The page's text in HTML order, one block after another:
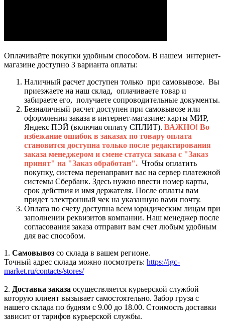
Оплачивайте покупки удобным способом. В нашем интернет-
магазине доступно 3 варианта оплаты:
Наличный расчет доступен только при самовывозе. Вы
приезжаете на наш склад, оплачиваете товар и
забираете его, получаете сопроводительные документы.
Безналичный расчет доступен при самовывозе или
оформлении заказа в интернет-магазине: карты МИР,
Яндекс ПЭЙ (включая оплату СПЛИТ). ВАЖНО! Во
избежание ошибок в заказах по товару оплата
становится доступна только после редактирования
заказа менеджером и смене статуса заказа с "Заказ
принят" на "Заказ обработан". Чтобы оплатить
покупку, система перенаправит вас на сервер платежной
системы Сбербанк. Здесь нужно ввести номер карты,
срок действия и имя держателя. После оплаты вам
придет электронный чек на указанную вами почту.
Оплата по счету доступна всем юридическим лицам при
заполнении реквизитов компании. Наш менеджер после
согласования заказа отправит вам счет любым удобным
для вас способом.
1. Самовывоз со склада в вашем регионе.
Точный адрес склада можно посмотреть: https://igc-
market.ru/contacts/stores/
2. Доставка заказа осуществляется курьерской службой
которую клиент вызывает самостоятельно. Забор груза с
нашего склада по будням с 9.00 до 18.00. Стоимость доставки
зависит от тарифов курьерской службы.